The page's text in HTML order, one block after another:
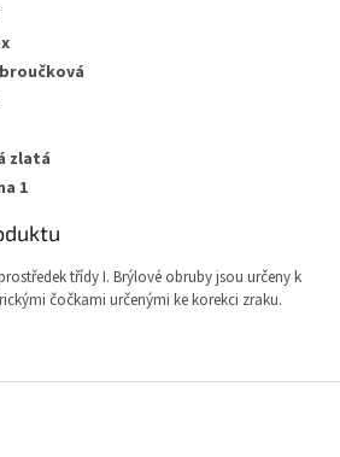
zlatá
1
třídy I. Brýlové obruby jsou určeny k
čočkami určenými ke korekci zraku.